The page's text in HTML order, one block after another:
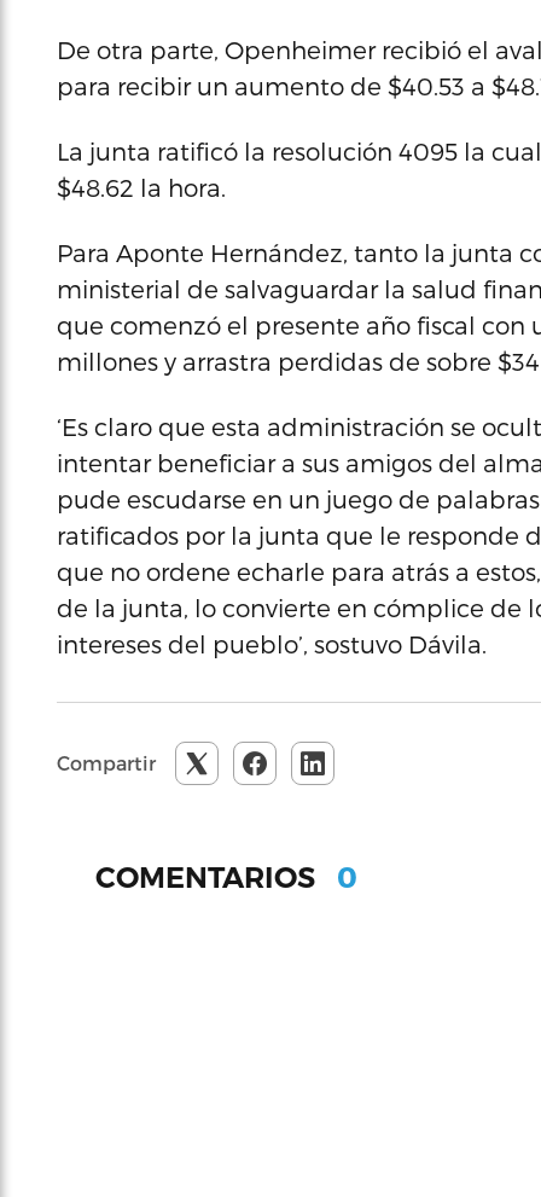
De otra parte, Openheimer recibió el
para recibir un aumento de $40.53 a
La junta ratificó la resolución 4095 la
$48.62 la hora.
Para Aponte Hernández, tanto la junta
ministerial de salvaguardar la salud
que comenzó el presente año fiscal
millones y arrastra perdidas de sobre
‘Es claro que esta administración se
intentar beneficiar a sus amigos del
pude escudarse en un juego de
ratificados por la junta que le responde
que no ordene echarle para atrás a
de la junta, lo convierte en cómplice de
intereses del pueblo’, sostuvo Dávila.
Compartir
COMENTARIOS 0